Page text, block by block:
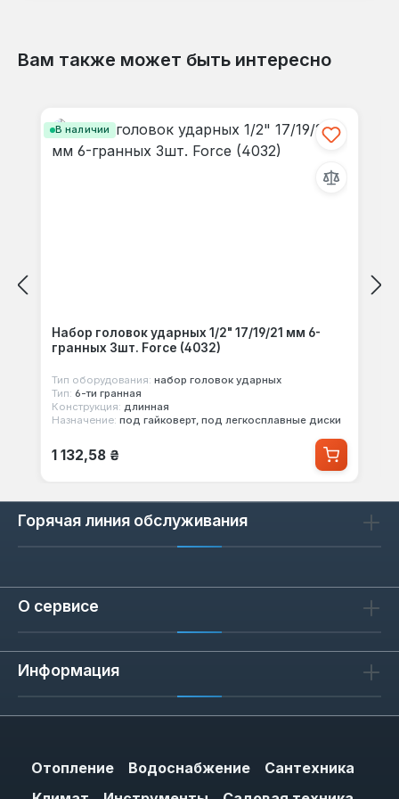
Гарантия 1 год, доставка по Украине.
Вам также может быть интересно
В наличии
Набор головок ударных 1/2" 17/19/21 мм 6-
гранных 3шт. Force (4032)
Тип оборудования: набор головок ударных
Тип: 6-ти гранная
Конструкция: длинная
Назначение: под гайковерт, под легкосплавные диски
Обычная цена:
1 132,58 ₴
Горячая линия обслуживания
О сервисе
Информация
Отопление Водоснабжение
Сантехника